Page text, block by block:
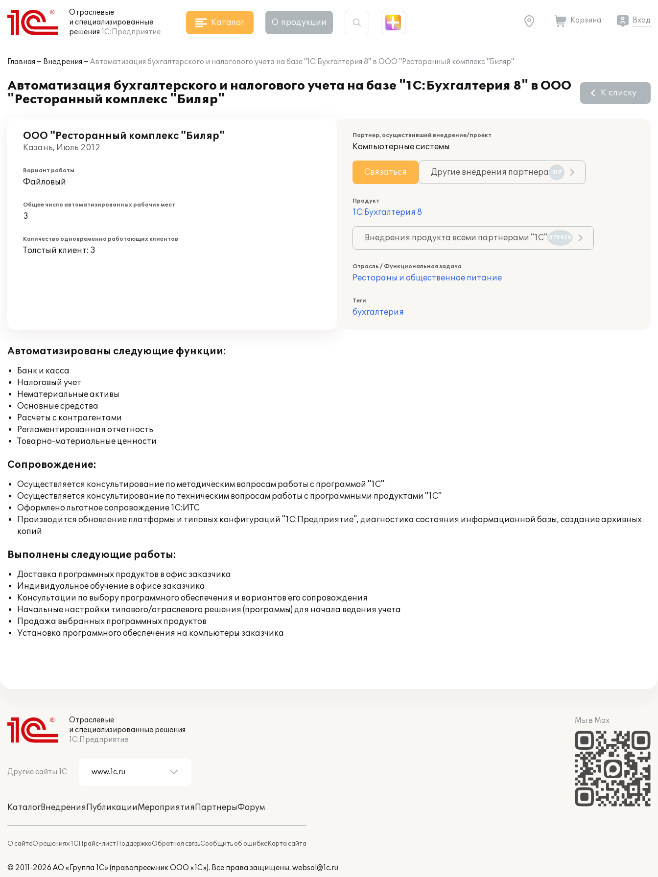
Отраслевые
и специализированные
решения 1С:Предприятие
Каталог О продукции Корзина Вход
Главная Внедрения Автоматизация бухгалтерского и налогового учета на базе "1С:Бухгалтерия 8" в ООО "Ресторанный комплекс "Биляр"
Автоматизация бухгалтерского и налогового учета на базе "1С:Бухгалтерия 8" в ООО
"Ресторанный комплекс "Биляр"
К списку
ООО "Ресторанный комплекс "Биляр"
Казань, Июль 2012
Вариант работы
Файловый
Общее число автоматизированных рабочих мест
3
Количество одновременно работающих клиентов
Толстый клиент: 3
Партнер, осуществивший внедрение/проект
Компьютерные системы
Связаться Другие внедрения партнера 319
Продукт
1С:Бухгалтерия 8
Внедрения продукта всеми партнерами "1С" 575930
Отрасль / Функциональная задача
Рестораны и общественное питание
Теги
бухгалтерия
Автоматизированы следующие функции:
Банк и касса
Налоговый учет
Нематериальные активы
Основные средства
Расчеты с контрагентами
Регламентированная отчетность
Товарно-материальные ценности
Сопровождение:
Осуществляется консультирование по методическим вопросам работы с программой "1С"
Осуществляется консультирование по техническим вопросам работы с программными продуктами "1С"
Оформлено льготное сопровождение 1С:ИТС
Производится обновление платформы и типовых конфигураций "1С:Предприятие", диагностика состояния информационной базы, создание архивных
копий
Выполнены следующие работы:
Доставка программных продуктов в офис заказчика
Индивидуальное обучение в офисе заказчика
Консультации по выбору программного обеспечения и вариантов его сопровождения
Начальные настройки типового/отраслевого решения (программы) для начала ведения учета
Продажа выбранных программных продуктов
Установка программного обеспечения на компьютеры заказчика
Отраслевые
и специализированные решения
1С:Предприятие
Другие сайты 1С
КаталогВнедренияПубликацииМероприятияПартнерыФорум
О сайтеО решениях 1СПрайс-листПоддержкаОбратная связьСообщить об ошибкеКарта сайта
Мы в Max
© 2011-2026 АО «Группа 1С» (правопреемник ООО «1С»). Все права защищены. websol@1c.ru